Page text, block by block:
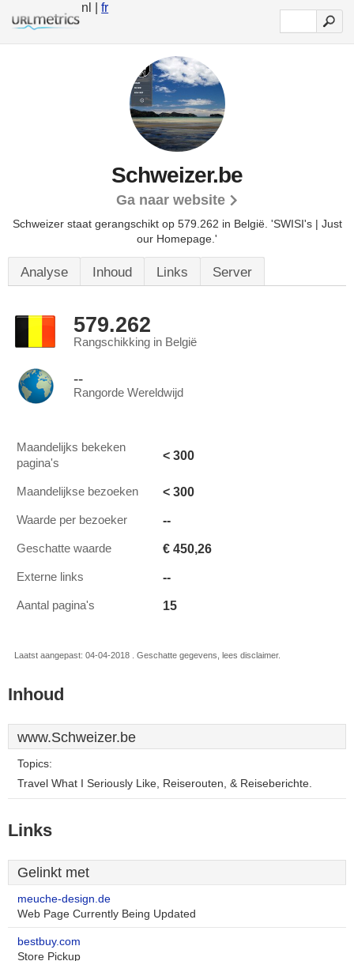
nl |fr
Schweizer.be
Ga naar website
Schweizer staat gerangschikt op 579.262 in België. 'SWISI's | Just
our Homepage.'
Analyse Inhoud Links Server
579.262
Rangschikking in België
--
Rangorde Wereldwijd
Maandelijks bekeken
pagina's
< 300
Maandelijkse bezoeken < 300
Waarde per bezoeker --
Geschatte waarde € 450,26
Externe links --
Aantal pagina's 15
Laatst aangepast: 04-04-2018 . Geschatte gegevens, lees disclaimer.
Inhoud
www.Schweizer.be
Topics:
Travel What I Seriously Like, Reiserouten, & Reiseberichte.
Links
Gelinkt met
meuche-design.de
Web Page Currently Being Updated
bestbuy.com
Store Pickup